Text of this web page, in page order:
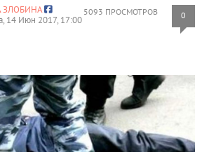
5093 ПРОСМОТРОВ 0
ЗЛОБИНА
14 Июн 2017, 17:00